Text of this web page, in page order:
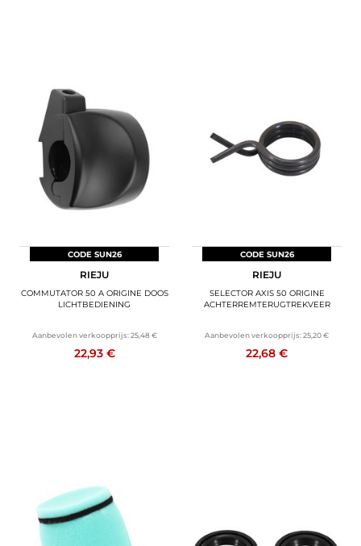
CODE SUN26
RIEJU
COMMUTATOR 50 A ORIGINE DOOS
LICHTBEDIENING
Aanbevolen verkoopprijs: 25,48 €
22,93 €
CODE SUN26
RIEJU
SELECTOR AXIS 50 ORIGINE
ACHTERREMTERUGTREKVEER
Aanbevolen verkoopprijs:25,20 €
22,68 €